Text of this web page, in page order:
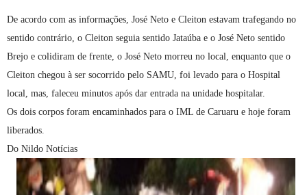
De acordo com as informações, José Neto e Cleiton estavam trafegando no
sentido contrário, o Cleiton seguia sentido Jataúba e o José Neto sentido
Brejo e colidiram de frente, o José Neto morreu no local, enquanto que o
Cleiton chegou à ser socorrido pelo SAMU, foi levado para o Hospital
local, mas, faleceu minutos após dar entrada na unidade hospitalar.
Os dois corpos foram encaminhados para o IML de Caruaru e hoje foram
liberados.
Do Nildo Notícias